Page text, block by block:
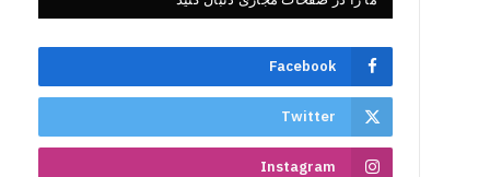
Facebook
Twitter
Instagram